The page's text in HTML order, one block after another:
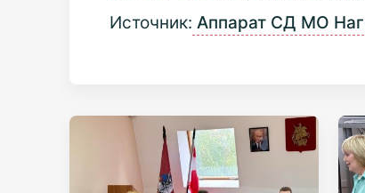
Источник: Аппарат СД МО